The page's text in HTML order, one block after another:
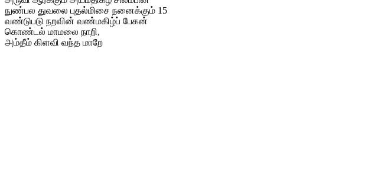
நுண்பல துவலை புதல்மிசை நனைக்கும் 15
வண்டுபடு நறவின் வண்மகிழ்ப் பேகன்
கொண்டல் மாமலை நாறி,
அம்தீம் கிளவி வந்த மாறே